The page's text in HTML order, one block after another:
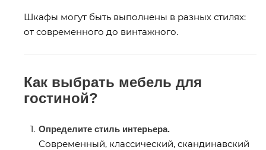
Шкафы могут быть выполнены в разных стилях:
от современного до винтажного.
Как выбрать мебель для
гостиной?
Определите стиль интерьера.
Современный, классический, скандинавский